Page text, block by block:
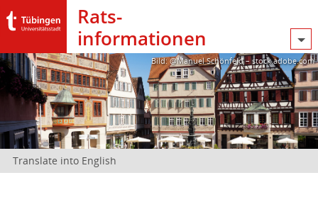
Rats­
informationen
Bild: @Manuel Schönfeld – stock.adobe.com
Translate into English